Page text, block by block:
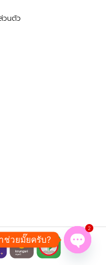
วนตัว
ช่วยมั๊ยครับ?
2